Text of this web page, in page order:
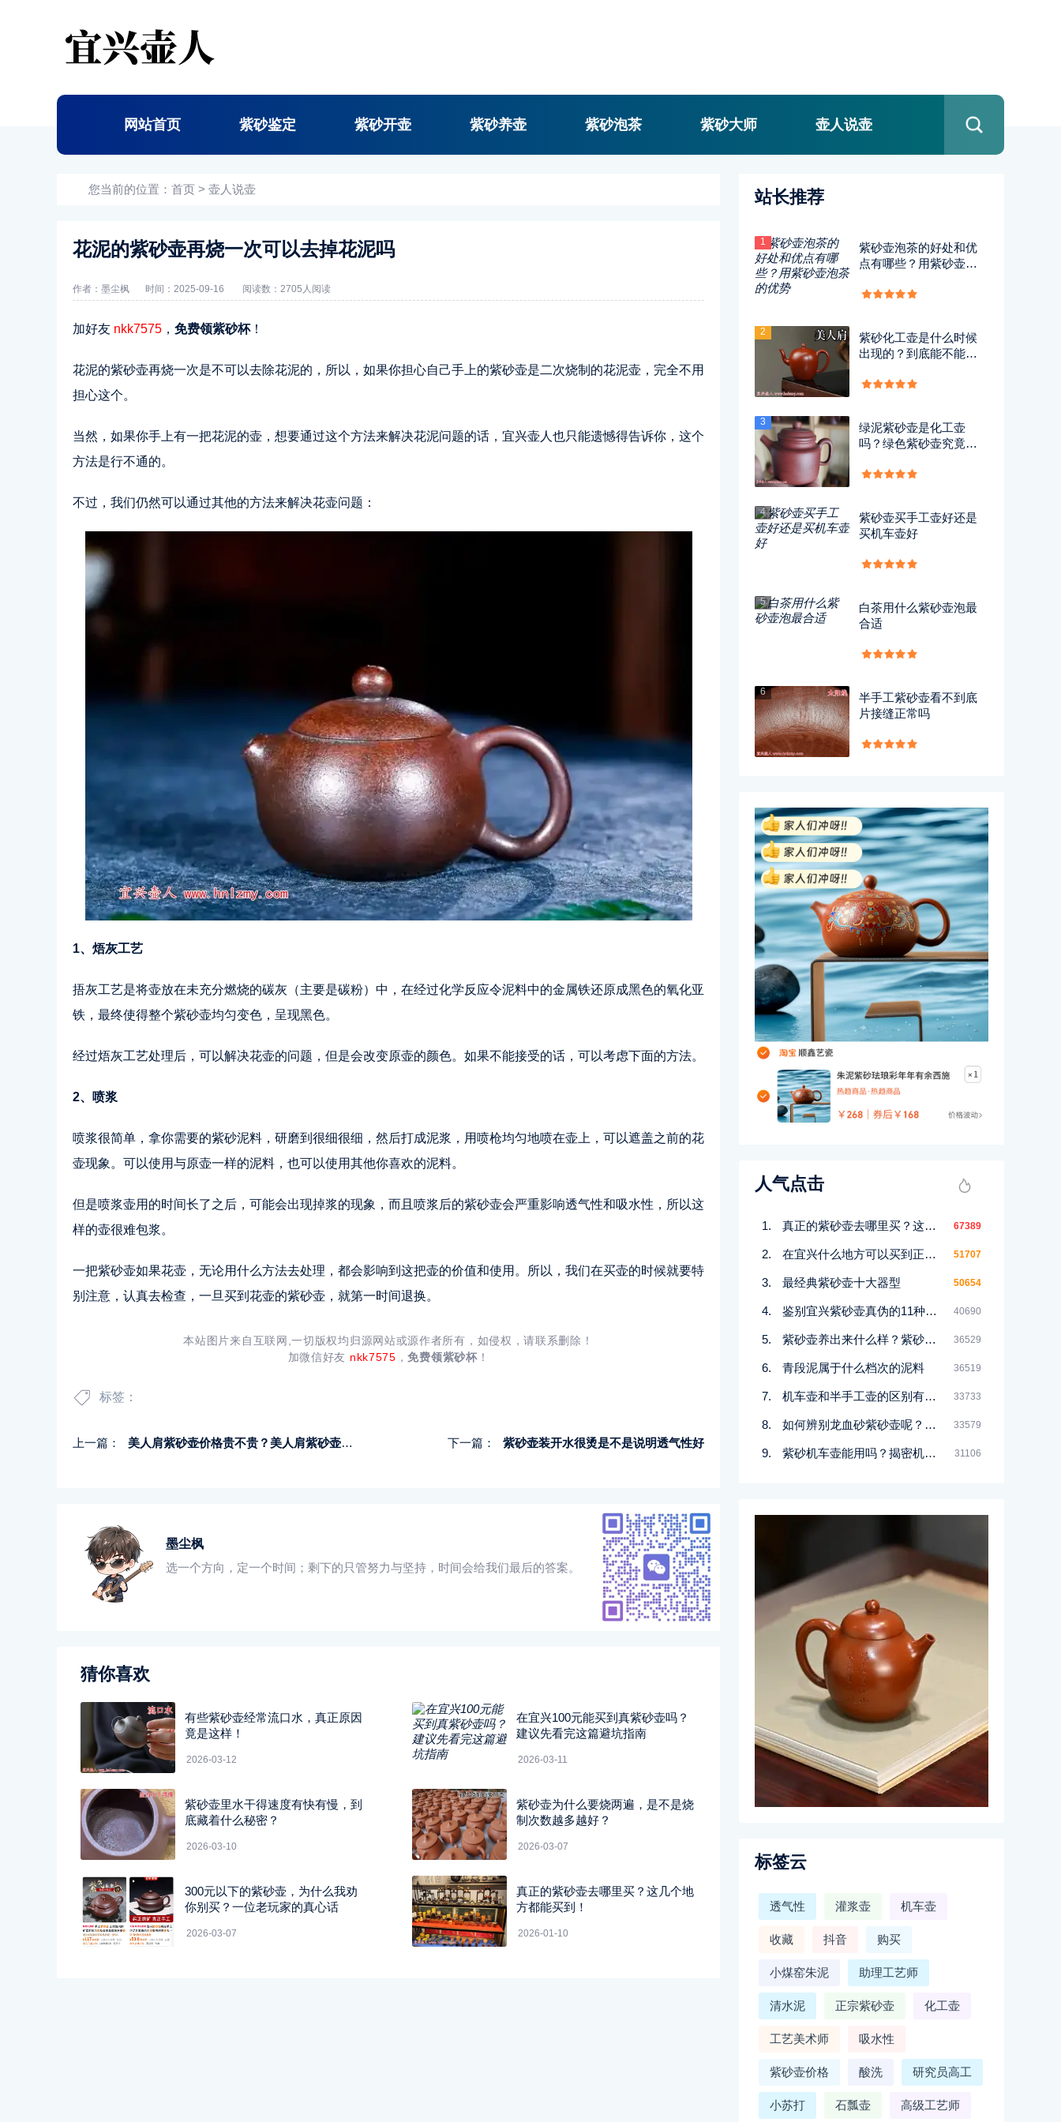
网站首页 紫砂鉴定 紫砂开壶 紫砂养壶 紫砂泡茶 紫砂大师 壶人说壶
您当前的位置： 首页 > 壶人说壶
花泥的紫砂壶再烧一次可以去掉花泥吗
作者：墨尘枫 时间：2025-09-16 阅读数： 2705人阅读
加好友 nkk7575 ， 免费领紫砂杯！
花泥的紫砂壶再烧一次是不可以去除花泥的，所以，如果你担心自己手上的紫砂壶是二次烧制的花泥壶，完全不用
担心这个。
当然，如果你手上有一把花泥的壶，想要通过这个方法来解决花泥问题的话，宜兴壶人也只能遗憾得告诉你，这个
方法是行不通的。
不过，我们仍然可以通过其他的方法来解决花壶问题：
1、焐灰工艺
捂灰工艺是将壶放在未充分燃烧的碳灰（主要是碳粉）中，在经过化学反应令泥料中的金属铁还原成黑色的氧化亚
铁，最终使得整个紫砂壶均匀变色，呈现黑色。
经过焐灰工艺处理后，可以解决花壶的问题，但是会改变原壶的颜色。如果不能接受的话，可以考虑下面的方法。
2、喷浆
喷浆很简单，拿你需要的紫砂泥料，研磨到很细很细，然后打成泥浆，用喷枪均匀地喷在壶上，可以遮盖之前的花
壶现象。可以使用与原壶一样的泥料，也可以使用其他你喜欢的泥料。
但是喷浆壶用的时间长了之后，可能会出现掉浆的现象，而且喷浆后的紫砂壶会严重影响透气性和吸水性，所以这
样的壶很难包浆。
一把紫砂壶如果花壶，无论用什么方法去处理，都会影响到这把壶的价值和使用。所以，我们在买壶的时候就要特
别注意，认真去检查，一旦买到花壶的紫砂壶，就第一时间退换。
本站图片来自互联网,一切版权均归源网站或源作者所有，如侵权，请联系删除！
加微信好友 nkk7575 ，免费领紫砂杯！
标签：
上一篇： 美人肩紫砂壶价格贵不贵？美人肩紫砂壶价格分析 下一篇： 紫砂壶装开水很烫是不是说明透气性好
墨尘枫
选一个方向，定一个时间；剩下的只管努力与坚持，时间会给我们最后的答案。
猜你喜欢
有些紫砂壶经常流口水，真正原因
竟是这样！
2026-03-12
在宜兴100元能买到真紫砂壶吗？
建议先看完这篇避坑指南
2026-03-11
紫砂壶里水干得速度有快有慢，到
底藏着什么秘密？
2026-03-10
紫砂壶为什么要烧两遍，是不是烧
制次数越多越好？
2026-03-07
300元以下的紫砂壶，为什么我劝
你别买？一位老玩家的真心话
2026-03-07
真正的紫砂壶去哪里买？这几个地
方都能买到！
2026-01-10
站长推荐
1
紫砂壶泡茶的好处和优
点有哪些？用紫砂壶泡
2
紫砂化工壶是什么时候
出现的？到底能不能
3
绿泥紫砂壶是化工壶
吗？绿色紫砂壶究竟有
4
紫砂壶买手工壶好还是
买机车壶好
5
白茶用什么紫砂壶泡最
合适
6
半手工紫砂壶看不到底
片接缝正常吗
人气点击
真正的紫砂壶去哪里买？这几个地方都能买到！ 67389
在宜兴什么地方可以买到正宗紫砂壶 51707
最经典紫砂壶十大器型 50654
鉴别宜兴紫砂壶真伪的11种好方法 40690
紫砂壶养出来什么样？紫砂壶包浆前后对比图鉴赏 36529
青段泥属于什么档次的泥料 36519
机车壶和半手工壶的区别有哪些 33733
如何辨别龙血砂紫砂壶呢？记住一点 33579
紫砂机车壶能用吗？揭密机车壶的真实面目 31106
标签云
透气性 灌浆壶 机车壶
收藏 抖音 购买
小煤窑朱泥 助理工艺师
清水泥 正宗紫砂壶 化工壶
工艺美术师 吸水性
紫砂壶价格 酸洗 研究员高工
小苏打 石瓢壶 高级工艺师